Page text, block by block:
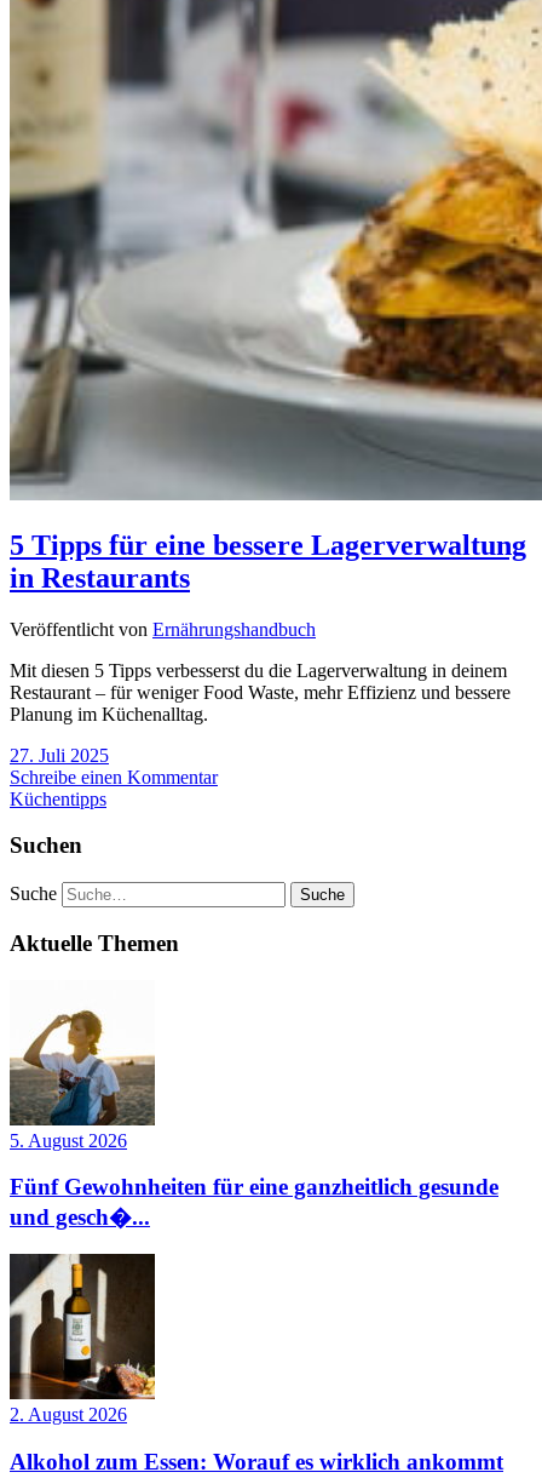
5 Tipps für eine bessere Lagerverwaltung
in Restaurants
Veröffentlicht von Ernährungshandbuch
Mit diesen 5 Tipps verbesserst du die Lagerverwaltung in deinem
Restaurant – für weniger Food Waste, mehr Effizienz und bessere
Planung im Küchenalltag.
27. Juli 2025
Schreibe einen Kommentar
Küchentipps
Suchen
Suche
Aktuelle Themen
5. August 2026
Fünf Gewohnheiten für eine ganzheitlich gesunde
und gesch�...
2. August 2026
Alkohol zum Essen: Worauf es wirklich ankommt